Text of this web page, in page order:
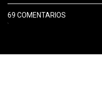
69 COMENTARIOS